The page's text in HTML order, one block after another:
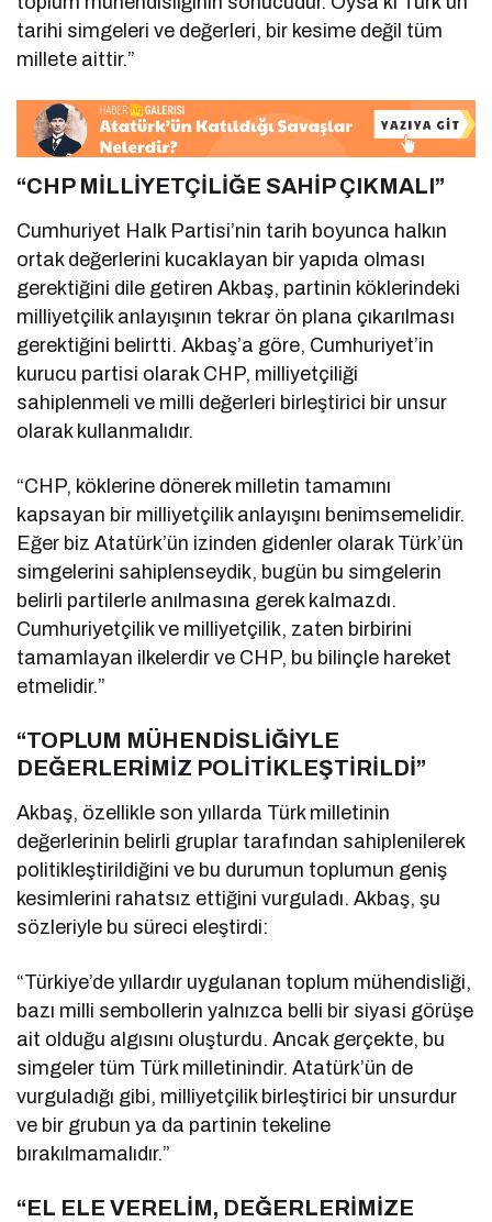
tarihi simgeleri ve değerleri, bir kesime değil tüm
millete aittir.”
“CHP MİLLİYETÇİLİĞE SAHİP ÇIKMALI”
Cumhuriyet Halk Partisi’nin tarih boyunca halkın
ortak değerlerini kucaklayan bir yapıda olması
gerektiğini dile getiren Akbaş, partinin köklerindeki
milliyetçilik anlayışının tekrar ön plana çıkarılması
gerektiğini belirtti. Akbaş’a göre, Cumhuriyet’in
kurucu partisi olarak CHP, milliyetçiliği
sahiplenmeli ve milli değerleri birleştirici bir unsur
olarak kullanmalıdır.
“CHP, köklerine dönerek milletin tamamını
kapsayan bir milliyetçilik anlayışını benimsemelidir.
Eğer biz Atatürk’ün izinden gidenler olarak Türk’ün
simgelerini sahiplenseydik, bugün bu simgelerin
belirli partilerle anılmasına gerek kalmazdı.
Cumhuriyetçilik ve milliyetçilik, zaten birbirini
tamamlayan ilkelerdir ve CHP, bu bilinçle hareket
etmelidir.”
“TOPLUM MÜHENDİSLİĞİYLE
DEĞERLERİMİZ POLİTİKLEŞTİRİLDİ”
Akbaş, özellikle son yıllarda Türk milletinin
değerlerinin belirli gruplar tarafından sahiplenilerek
politikleştirildiğini ve bu durumun toplumun geniş
kesimlerini rahatsız ettiğini vurguladı. Akbaş, şu
sözleriyle bu süreci eleştirdi:
“Türkiye’de yıllardır uygulanan toplum mühendisliği,
bazı milli sembollerin yalnızca belli bir siyasi görüşe
ait olduğu algısını oluşturdu. Ancak gerçekte, bu
simgeler tüm Türk milletinindir. Atatürk’ün de
vurguladığı gibi, milliyetçilik birleştirici bir unsurdur
ve bir grubun ya da partinin tekeline
bırakılmamalıdır.”
“EL ELE VERELİM, DEĞERLERİMİZE